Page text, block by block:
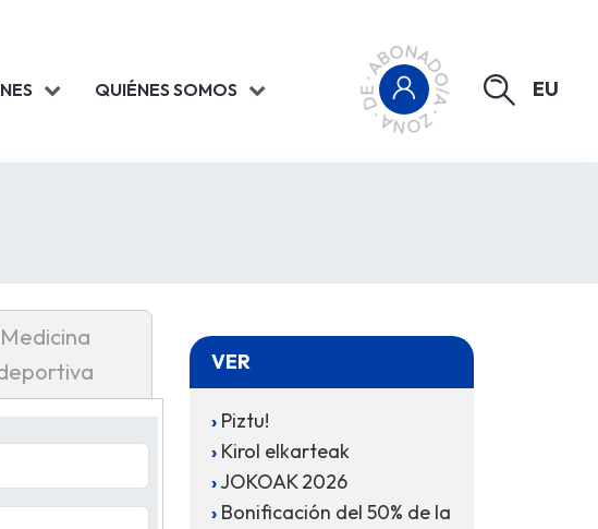
QUIÉNES SOMOS EU
Medicina
VER
Piztu!
Kirol elkarteak
JOKOAK 2026
Bonificación del 50% de la